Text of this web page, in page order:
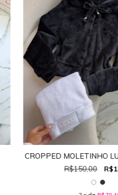
CROPPED MOLETINHO
R$150,00